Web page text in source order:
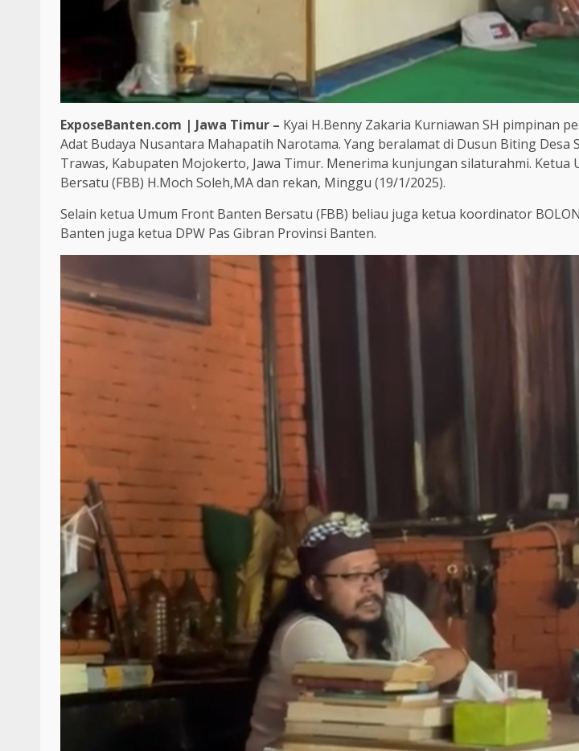
ExposeBanten.com | Jawa Timur – Kyai H.Benny Zakaria Kurniawan SH pimpinan
Adat Budaya Nusantara Mahapatih Narotama. Yang beralamat di Dusun Biting Desa
Trawas, Kabupaten Mojokerto, Jawa Timur. Menerima kunjungan silaturahmi. Ketua
Bersatu (FBB) H.Moch Soleh,MA dan rekan, Minggu (19/1/2025).
Selain ketua Umum Front Banten Bersatu (FBB) beliau juga ketua koordinator
Banten juga ketua DPW Pas Gibran Provinsi Banten.